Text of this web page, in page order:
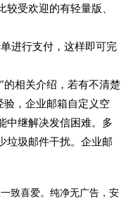
受欢迎的有轻量版、
进行支付，这样即可完
相关介绍，若有不清楚
，企业邮箱自定义空
中继解决发信困难。多
垃圾邮件干扰。企业邮
致喜爱。纯净无广告，安